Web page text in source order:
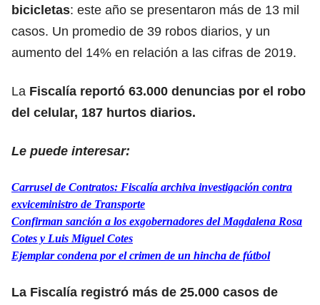
bicicletas: este año se presentaron más de 13 mil
casos. Un promedio de 39 robos diarios, y un
aumento del 14% en relación a las cifras de 2019.
La Fiscalía reportó 63.000 denuncias por el robo
del celular, 187 hurtos diarios.
Le puede interesar:
Carrusel de Contratos: Fiscalía archiva investigación contra
exviceministro de Transporte
Confirman sanción a los exgobernadores del Magdalena Rosa
Cotes y Luis Miguel Cotes
Ejemplar condena por el crimen de un hincha de fútbol
La Fiscalía registró más de 25.000 casos de